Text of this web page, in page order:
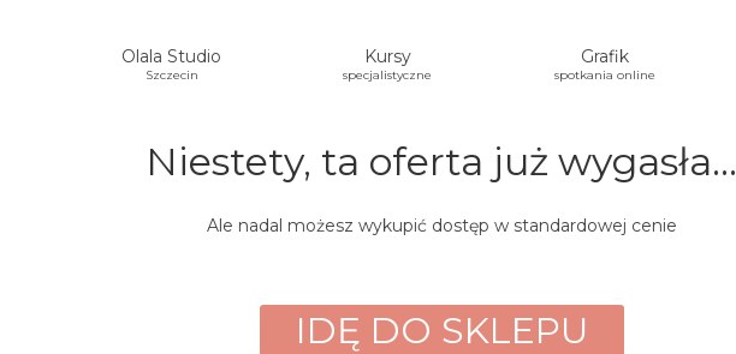
Olala Studio
Szczecin
Kursy
specjalistyczne
Grafik
spotkania online
Niestety, ta oferta już wygasła…
Ale nadal możesz wykupić dostęp w standardowej cenie
IDĘ DO SKLEPU